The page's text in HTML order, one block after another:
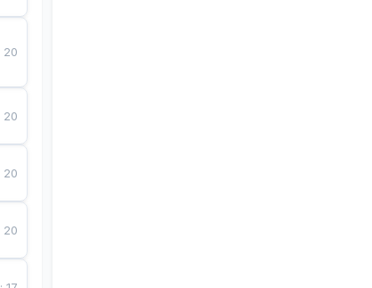
20
20
20
20